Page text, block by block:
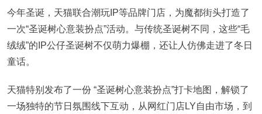
今年圣诞，天猫联合潮玩IP等品牌门店，为魔都街头打造了
一次“圣诞树心意装扮点”活动。与传统圣诞树不同，这些“毛
绒绒”的IP公仔圣诞树不仅萌力爆棚，还让人仿佛走进了冬日
童话。
天猫特别发布了一份 “圣诞树心意装扮点”打卡地图，解锁了
一场独特的节日氛围线下互动，从网红门店LY自由市场，到